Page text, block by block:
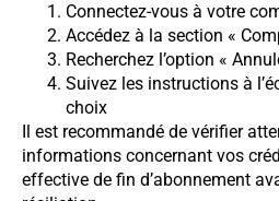
Connectez-vous à votre
Accédez à la section «
Recherchez l’option «
Suivez les instructions à
choix
Il est recommandé de vérifier
informations concernant vos
effective de fin d’abonnement